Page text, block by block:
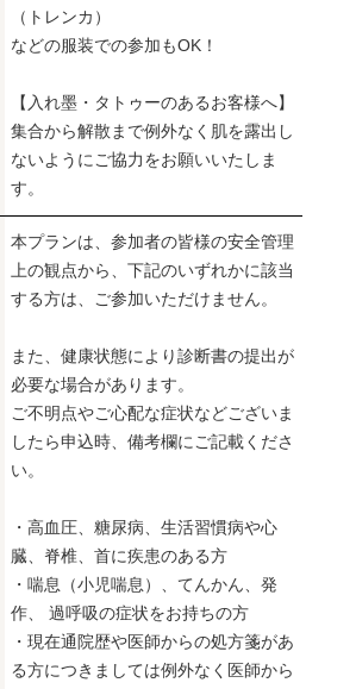
（トレンカ）
などの服装での参加もOK！
【入れ墨・タトゥーのあるお客様へ】
集合から解散まで例外なく肌を露出し
ないようにご協力をお願いいたしま
す。
本プランは、参加者の皆様の安全管理
上の観点から、下記のいずれかに該当
する方は、ご参加いただけません。
また、健康状態により診断書の提出が
必要な場合があります。
ご不明点やご心配な症状などございま
したら申込時、備考欄にご記載くださ
い。
・高血圧、糖尿病、生活習慣病や心
臓、脊椎、首に疾患のある方
・喘息（小児喘息）、てんかん、発
作、 過呼吸の症状をお持ちの方
・現在通院歴や医師からの処方箋があ
る方につきましては例外なく医師から